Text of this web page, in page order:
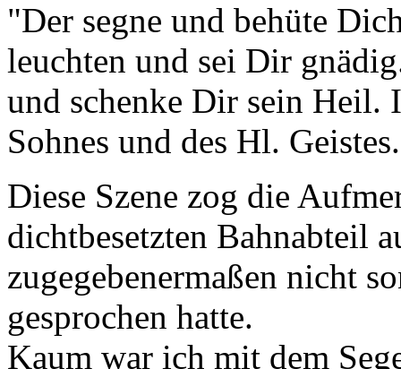
"Der segne und behüte
leuchten und sei Dir
und schenke Dir sein Heil.
Sohnes und des Hl.
Diese Szene zog die
dichtbesetzten Bahnabteil
zugegebenermaßen nicht
gesprochen hatte.
Kaum war ich mit dem